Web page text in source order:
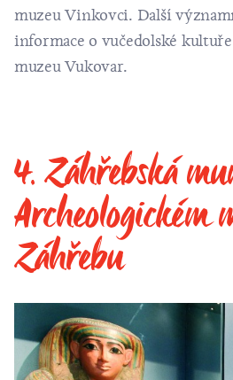
muzeu Vinkovci. Další
informace o vučedolské
muzeu Vukovar.
4. Záhřebská
Archeologickém
Záhřebu